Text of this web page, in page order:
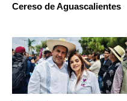
Cereso de Aguascalientes